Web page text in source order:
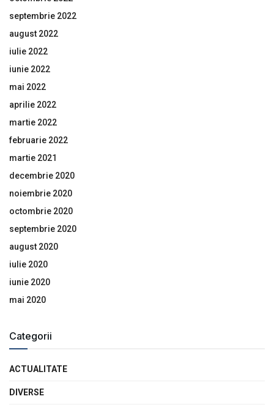
septembrie 2022
august 2022
iulie 2022
iunie 2022
mai 2022
aprilie 2022
martie 2022
februarie 2022
martie 2021
decembrie 2020
noiembrie 2020
octombrie 2020
septembrie 2020
august 2020
iulie 2020
iunie 2020
mai 2020
Categorii
ACTUALITATE
DIVERSE